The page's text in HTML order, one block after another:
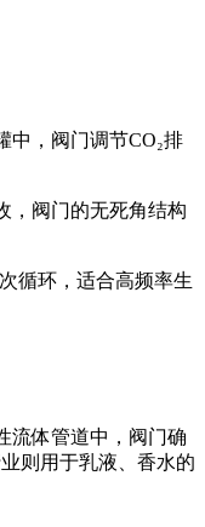
，阀门调节CO₂排
，阀门的无死角结构
循环，适合高频率生
流体管道中，阀门确
则用于乳液、香水的